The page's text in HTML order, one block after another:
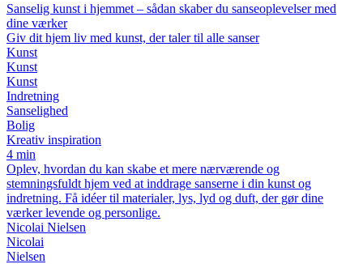
Sanselig kunst i hjemmet – sådan skaber du sanseoplevelser med
dine værker
Giv dit hjem liv med kunst, der taler til alle sanser
Kunst
Kunst
Kunst
Indretning
Sanselighed
Bolig
Kreativ inspiration
4 min
Oplev, hvordan du kan skabe et mere nærværende og
stemningsfuldt hjem ved at inddrage sanserne i din kunst og
indretning. Få idéer til materialer, lys, lyd og duft, der gør dine
værker levende og personlige.
Nicolai Nielsen
Nicolai
Nielsen